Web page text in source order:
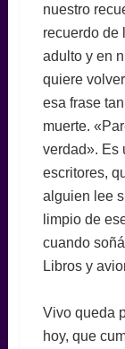
nuestro
recuerdo de
adulto y en
quiere
esa frase
muerte.
verdad». Es
escritores,
alguien lee
limpio de
cuando
Libros y
Vivo queda
hoy, que